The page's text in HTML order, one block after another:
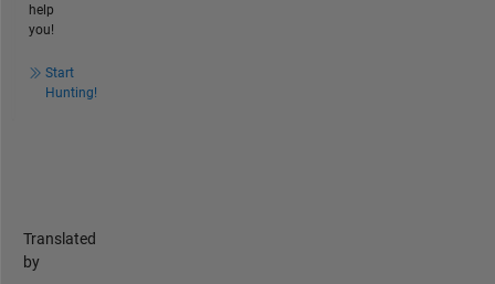
help
you!
Start
Hunting!
Translated
by